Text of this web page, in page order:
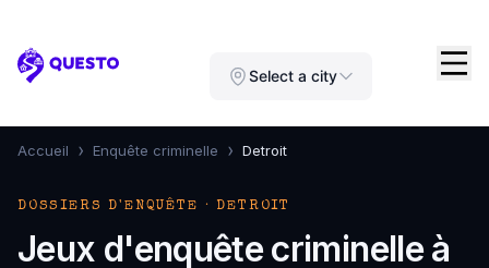
Questo Select a city
Accueil › Enquête criminelle › Detroit
DOSSIERS D'ENQUÊTE · DETROIT
Jeux d'enquête criminelle à